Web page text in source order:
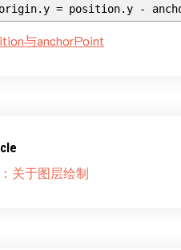
= position.y -
与anchorPoint
关于图层绘制